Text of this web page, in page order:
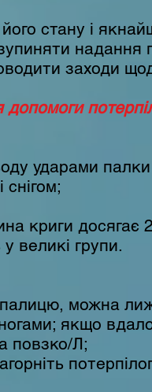
стану і
надання
заходи
ударами палки
криги досягає
великі групи.
можна
якщо
повзко/Л;